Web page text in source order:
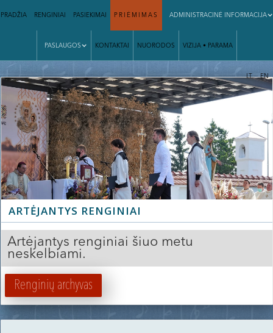
PRADŽIA RENGINIAI PASIEKIMAI PRIĖMIMAS ADMINISTRACINĖ INFORMACIJA
PASLAUGOS KONTAKTAI NUORODOS VIZIJA • PARAMA
| LT EN
Slide 2 of 3.
ARTĖJANTYS RENGINIAI
Artėjantys renginiai šiuo metu
neskelbiami.
Renginių archyvas